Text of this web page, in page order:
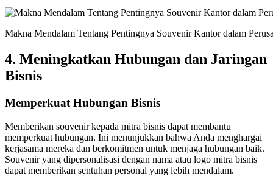
Makna Mendalam Tentang Pentingnya Souvenir Kantor dalam
4. Meningkatkan Hubungan dan Jaringan
Bisnis
Memperkuat Hubungan Bisnis
Memberikan souvenir kepada mitra bisnis dapat membantu
memperkuat hubungan. Ini menunjukkan bahwa Anda menghargai
kerjasama mereka dan berkomitmen untuk menjaga hubungan baik.
Souvenir yang dipersonalisasi dengan nama atau logo mitra bisnis
dapat memberikan sentuhan personal yang lebih mendalam.